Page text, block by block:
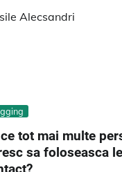
Alecsandri
ce tot mai multe
sa foloseasca